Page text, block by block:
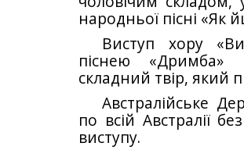
народньої пісні «Як
Виступ хору
піснею
складний твір, який
Австралійське
по всій Австралії
виступу.